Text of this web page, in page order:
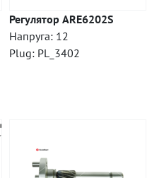
Регулятор ARE6202S
Напруга: 12
Plug: PL_3402